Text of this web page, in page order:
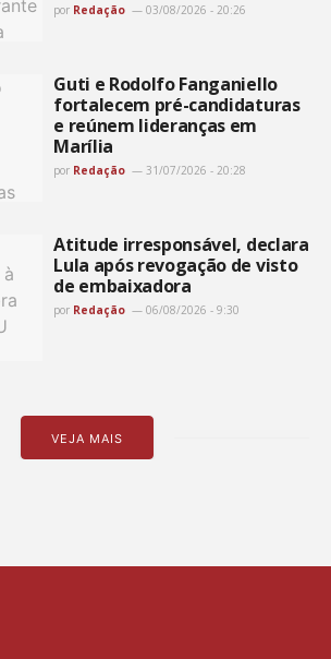
por Redação 03/08/2026 - 20:26
Guti e Rodolfo Fanganiello
fortalecem pré-candidaturas
e reúnem lideranças em
Marília
por Redação 31/07/2026 - 20:28
Atitude irresponsável, declara
Lula após revogação de visto
de embaixadora
por Redação 06/08/2026 - 9:30
VEJA MAIS